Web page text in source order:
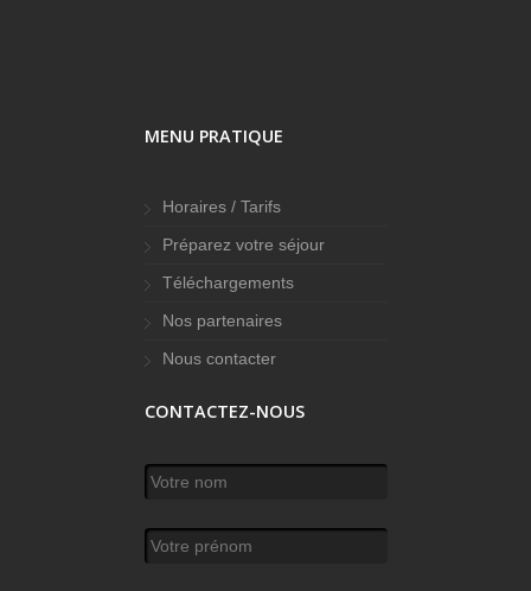
MENU PRATIQUE
Horaires / Tarifs
Préparez votre séjour
Téléchargements
Nos partenaires
Nous contacter
CONTACTEZ-NOUS
Votre nom
Votre prénom